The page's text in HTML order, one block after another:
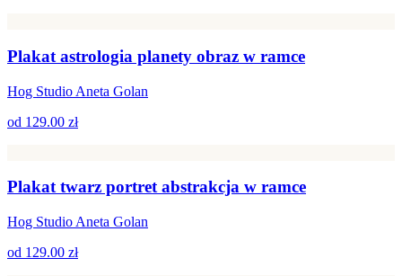
Plakat astrologia planety obraz w ramce
Hog Studio Aneta Golan
od 129.00 zł
Plakat twarz portret abstrakcja w ramce
Hog Studio Aneta Golan
od 129.00 zł